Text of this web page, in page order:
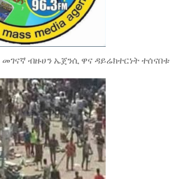
ብዙሀን ኤጀንሲ ዋና ዳይሬክተርነት ተሰናበቱ